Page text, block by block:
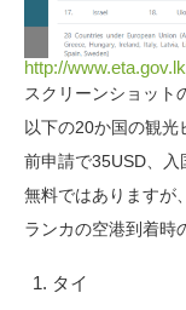
http://
スクリーンショット
以下の20か国の観光
前申請で35USD、入
無料ではありますが
ランカの空港到着時
タイ